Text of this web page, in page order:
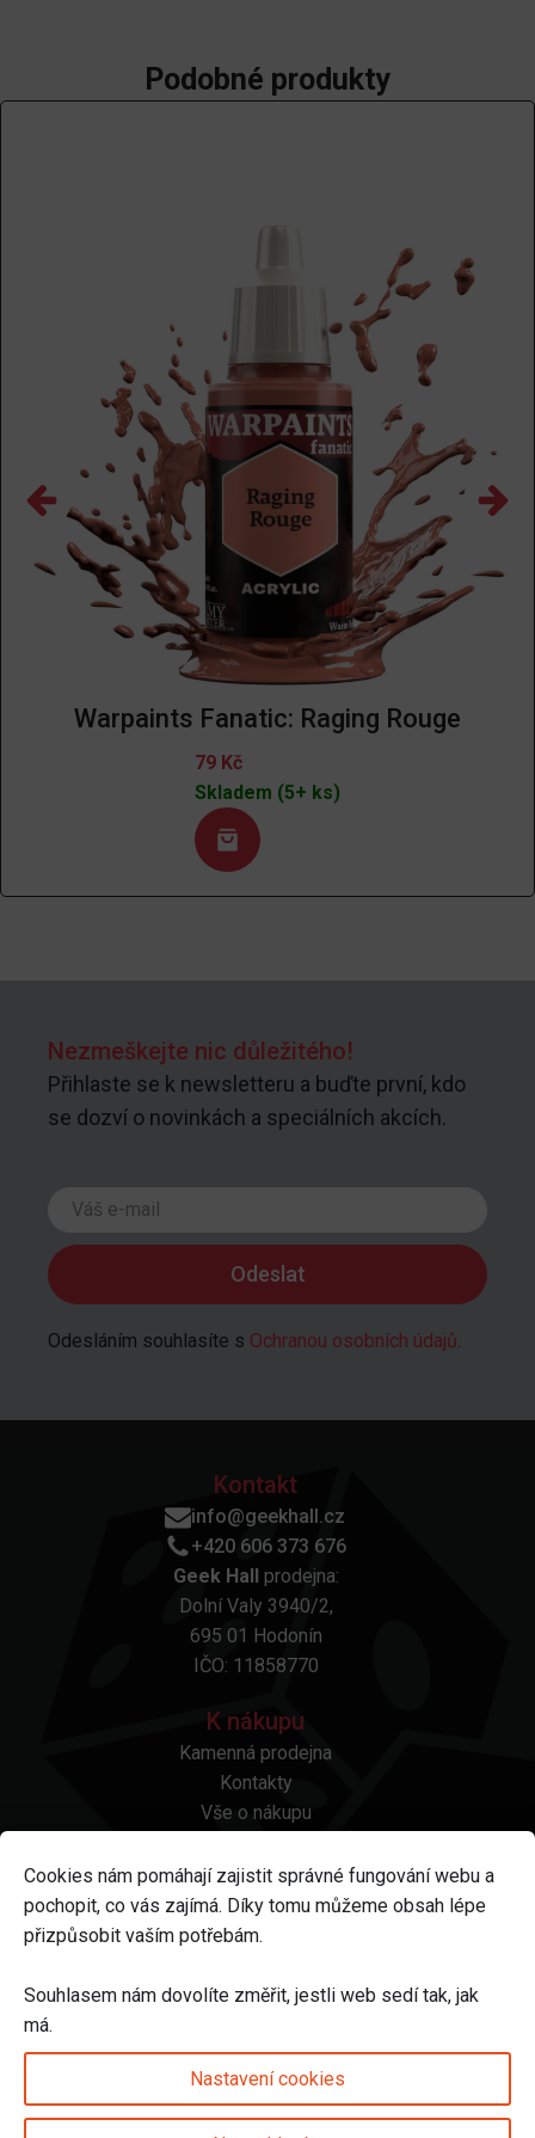
Podobné produkty
Warpaints Fanatic: Raging Rouge
79 Kč
Skladem (5+ ks)
Nezmeškejte nic důležitého!
Přihlaste se k newsletteru a buďte první, kdo
se dozví o novinkách a speciálních akcích.
Odesláním souhlasíte s Ochranou osobních údajů.
Kontakt
info@geekhall.cz
+420 606 373 676
Geek Hall
prodejna:
Dolní Valy 3940/2,
695 01 Hodonín
IČO: 11858770
K nákupu
Kamenná prodejna
Kontakty
Vše o nákupu
Platba a doprava
Reklamace a vrácení
Obchodní podmínky
Odstoupení od smlouvy
Sledujte nás na
Cookies nám pomáhají zajistit správné fungování webu a
pochopit, co vás zajímá. Díky tomu můžeme obsah lépe
přizpůsobit vaším potřebám.
Souhlasem nám dovolíte změřit, jestli web sedí tak, jak
má.
Nastavení cookies